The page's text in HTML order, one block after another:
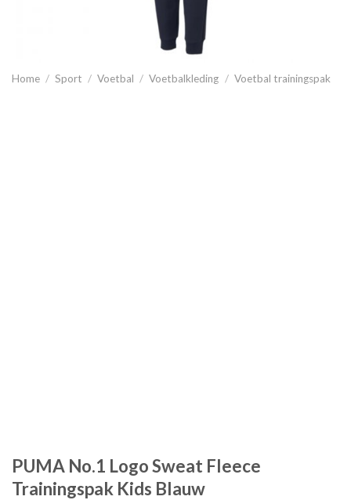
Home / Sport / Voetbal / Voetbalkleding / Voetbal trainingspak
PUMA No.1 Logo Sweat Fleece
Trainingspak Kids Blauw